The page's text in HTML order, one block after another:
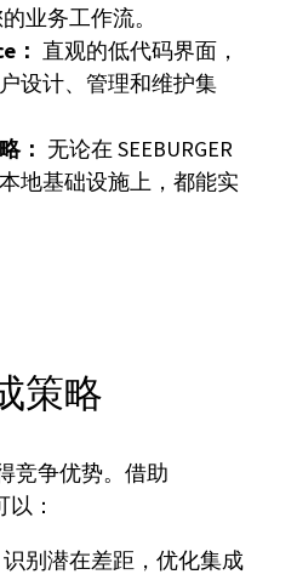
业务工作流。
： 直观的低代码界面，
设计、管理和维护集
： 无论在 SEEBURGER
地基础设施上，都能实
策略
竞争优势。借助
以：
识别潜在差距，优化集成